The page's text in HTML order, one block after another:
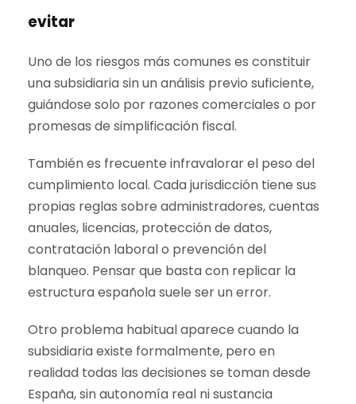
evitar
Uno de los riesgos más comunes es constituir
una subsidiaria sin un análisis previo suficiente,
guiándose solo por razones comerciales o por
promesas de simplificación fiscal.
También es frecuente infravalorar el peso del
cumplimiento local. Cada jurisdicción tiene sus
propias reglas sobre administradores, cuentas
anuales, licencias, protección de datos,
contratación laboral o prevención del
blanqueo. Pensar que basta con replicar la
estructura española suele ser un error.
Otro problema habitual aparece cuando la
subsidiaria existe formalmente, pero en
realidad todas las decisiones se toman desde
España, sin autonomía real ni sustancia